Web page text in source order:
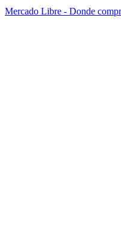
Mercado Libre - Donde